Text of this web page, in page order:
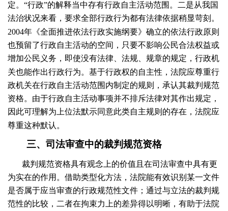
定。“行政”的解释当中存有行政自主活动范围。二是从我国
法治状况来看，要求全部行政行为都有法律依据稍显苛刻。
2004年《全面推进依法行政实施纲要》确立的依法行政原则
也预留了行政自主活动的空间，只要不影响公民合法权益或
增加公民义务，即使没有法律、法规、规章的规定，行政机
关也能作出行政行为。基于行政权的自主性，法院应尊重行
政机关在行政自主活动范围内制定的规则，承认其裁判规范
资格。由于行政自主活动事项并不排斥法律对其作出规定，
因此可理解为上位法默示同意此类自主规则的存在，法院应
尊重这种默认。
三、司法审查中的裁判规范资格
裁判规范资格具有观念上的价值且在司法审查中具有更
为实在的作用。借助类型化方法，法院能有效识别某一文件
是否属于应当审查的行政规范性文件；通过与立法的裁判规
范性的比较，二者在拘束力上的差异得以明晰，有助于法院